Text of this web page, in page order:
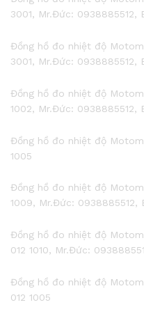
3001, Mr.Đức: 0938885512,
Đồng hồ đo nhiệt độ
3001, Mr.Đức: 0938885512,
Đồng hồ đo nhiệt độ
1002, Mr.Đức: 0938885512,
Đồng hồ đo nhiệt độ
1005
Đồng hồ đo nhiệt độ
1009, Mr.Đức: 0938885512,
Đồng hồ đo nhiệt độ
012 1010, Mr.Đức:
Đồng hồ đo nhiệt độ
012 1005